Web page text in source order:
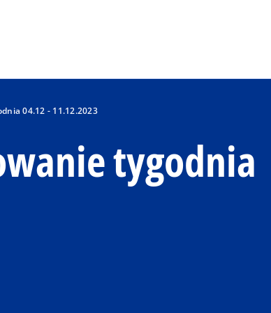
04.12 - 11.12.2023
tygodnia